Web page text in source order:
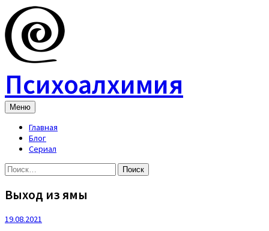
Skip
to
content
Психоалхимия
Меню
Главная
Блог
Сериал
Найти:
Выход из ямы
19.08.2021